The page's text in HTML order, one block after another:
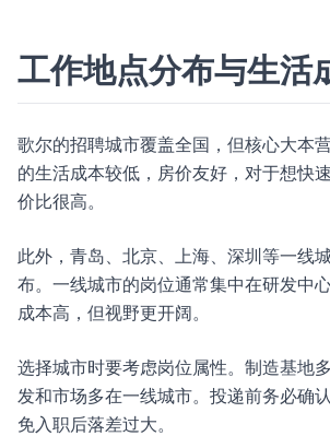
工作地点分布与生活
歌尔的招聘城市覆盖全国，但核心大本
的生活成本较低，房价友好，对于想快
价比很高。
此外，青岛、北京、上海、深圳等一线
布。一线城市的岗位通常集中在研发中
成本高，但视野更开阔。
选择城市时要考虑岗位属性。制造基地
发和市场多在一线城市。投递前务必确
免入职后落差过大。